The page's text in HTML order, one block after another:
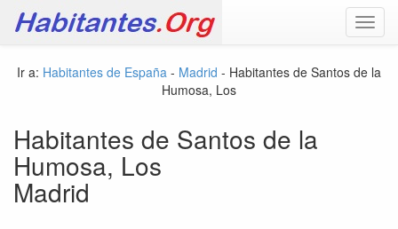
Ir a: Habitantes de España - Madrid - Habitantes de Santos de la
Humosa, Los
Habitantes de Santos de la
Humosa, Los
Madrid